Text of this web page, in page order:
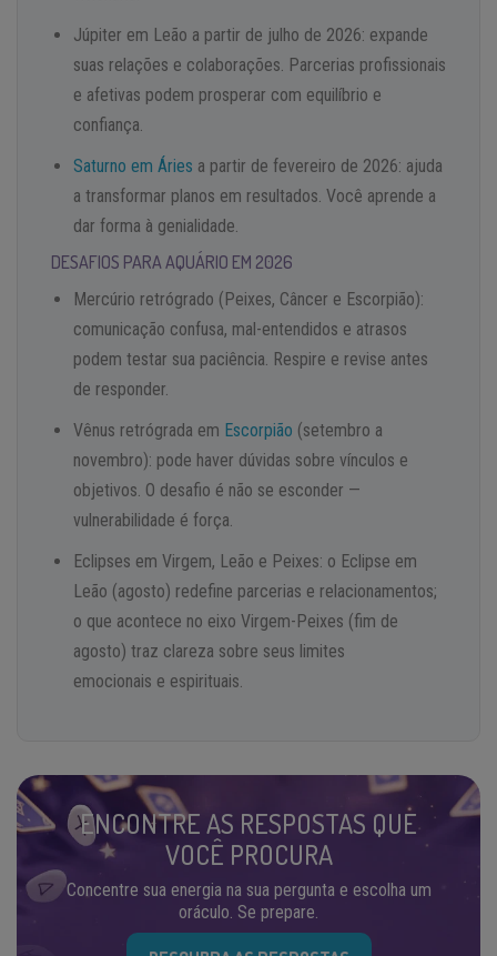
Júpiter em Leão a partir de julho de 2026: expande
suas relações e colaborações. Parcerias profissionais
e afetivas podem prosperar com equilíbrio e
confiança.
Saturno em Áries a partir de fevereiro de 2026: ajuda
a transformar planos em resultados. Você aprende a
dar forma à genialidade.
DESAFIOS PARA AQUÁRIO EM 2026
Mercúrio retrógrado (Peixes, Câncer e Escorpião):
comunicação confusa, mal-entendidos e atrasos
podem testar sua paciência. Respire e revise antes
de responder.
Vênus retrógrada em Escorpião (setembro a
novembro): pode haver dúvidas sobre vínculos e
objetivos. O desafio é não se esconder —
vulnerabilidade é força.
Eclipses em Virgem, Leão e Peixes: o Eclipse em
Leão (agosto) redefine parcerias e relacionamentos;
o que acontece no eixo Virgem-Peixes (fim de
agosto) traz clareza sobre seus limites
emocionais e espirituais.
ENCONTRE AS RESPOSTAS QUE
VOCÊ PROCURA
Concentre sua energia na sua pergunta e escolha um
oráculo. Se prepare.